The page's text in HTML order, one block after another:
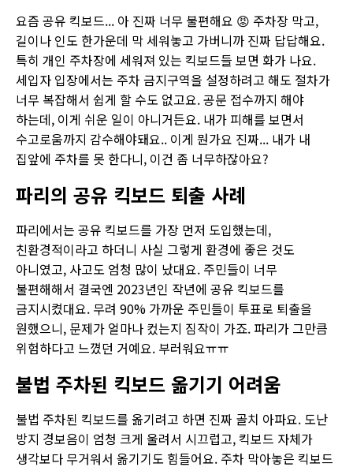
요즘 공유 킥보드... 아 진짜 너무 불편해요 😡 주차장 막고,
길이나 인도 한가운데 막 세워놓고 가버니까 진짜 답답해요.
특히 개인 주차장에 세워져 있는 킥보드들 보면 화가 나요.
세입자 입장에서는 주차 금지구역을 설정하려고 해도 절차가
너무 복잡해서 쉽게 할 수도 없고요. 공문 접수까지 해야
하는데, 이게 쉬운 일이 아니거든요. 내가 피해를 보면서
수고로움까지 감수해야돼요.. 이게 뭔가요 진짜... 내가 내
집앞에 주차를 못 한다니, 이건 좀 너무하잖아요?
파리의 공유 킥보드 퇴출 사례
파리에서는 공유 킥보드를 가장 먼저 도입했는데,
친환경적이라고 하더니 사실 그렇게 환경에 좋은 것도
아니였고, 사고도 엄청 많이 났대요. 주민들이 너무
불편해해서 결국엔 2023년인 작년에 공유 킥보드를
금지시켰대요. 무려 90% 가까운 주민들이 투표로 퇴출을
원했으니, 문제가 얼마나 컸는지 짐작이 가죠. 파리가 그만큼
위험하다고 느꼈던 거예요. 부러워요ㅠㅠ
불법 주차된 킥보드 옮기기 어려움
불법 주차된 킥보드를 옮기려고 하면 진짜 골치 아파요. 도난
방지 경보음이 엄청 크게 울려서 시끄럽고, 킥보드 자체가
생각보다 무거워서 옮기기도 힘들어요. 주차 막아놓은 킥보드